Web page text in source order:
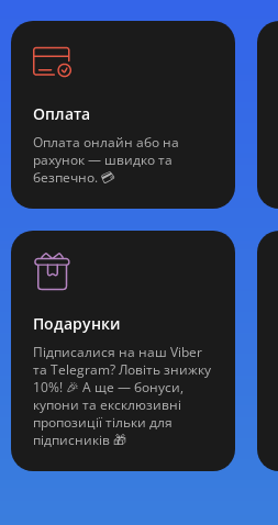
Оплата
Оплата онлайн або на
рахунок — швидко та
безпечно. 💳
Подарунки
Підписалися на наш Viber
та Telegram? Ловіть знижку
10%! 🎉 А ще — бонуси,
купони та ексклюзивні
пропозиції тільки для
підписників 🎁